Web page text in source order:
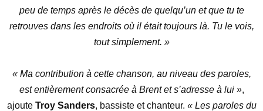
peu de temps après le décès de quelqu’un et que tu te
retrouves dans les endroits où il était toujours là. Tu le vois,
tout simplement. »
« Ma contribution à cette chanson, au niveau des paroles,
est entièrement consacrée à Brent et s’adresse à lui »,
ajoute Troy Sanders, bassiste et chanteur. « Les paroles du